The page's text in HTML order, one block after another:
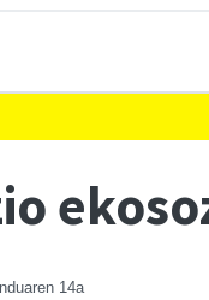
14a